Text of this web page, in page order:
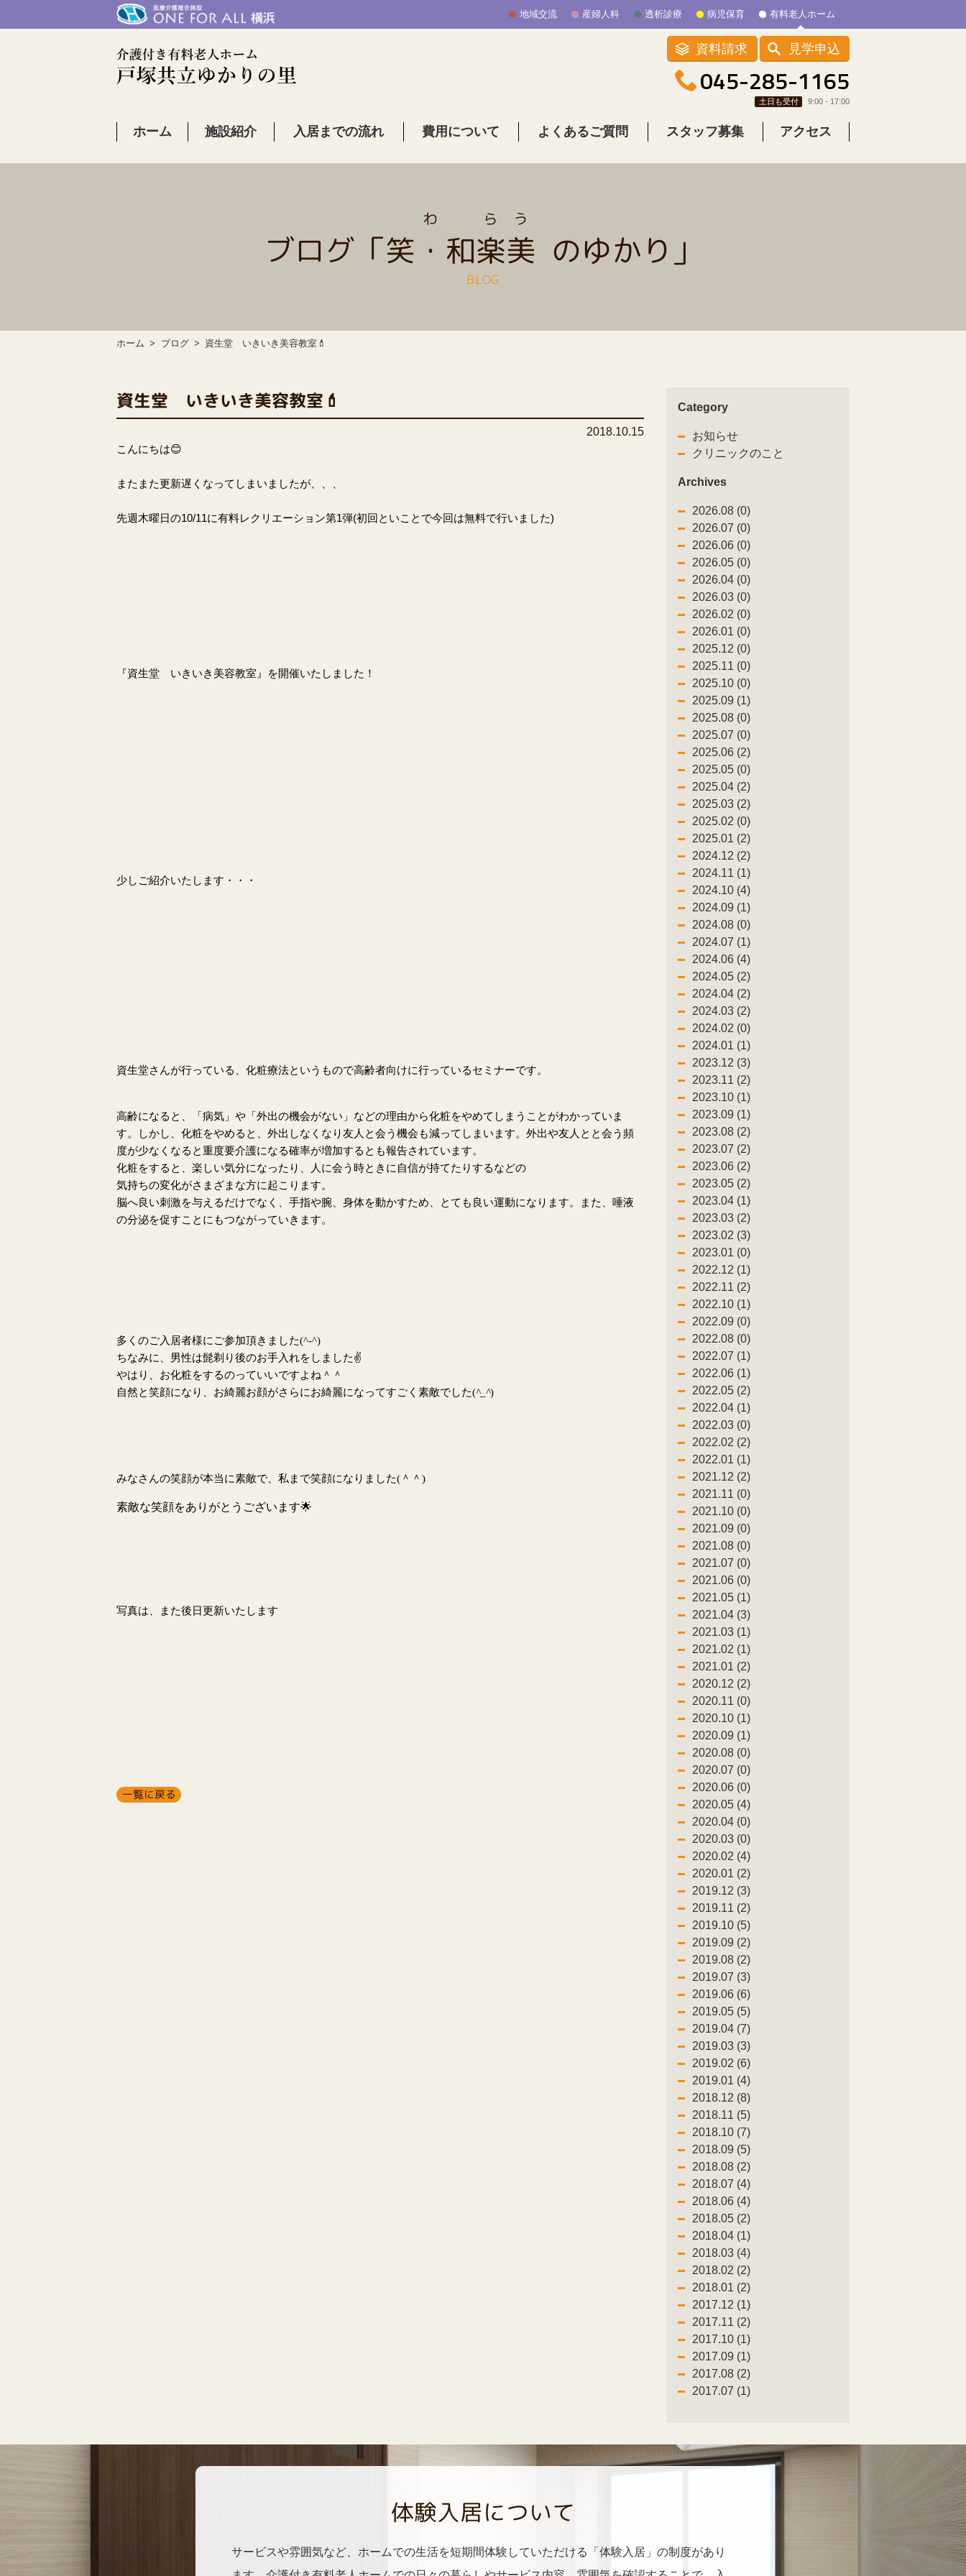
地域交流 産婦人科 透析診療 病児保育 有料老人ホーム
資料請求 見学申込
045-285-1165
土日も受付 9:00 - 17:00
ホーム 施設紹介 入居までの流れ 費用について よくあるご質問 スタッフ募集 アクセス
ブログ「笑・和
わ
楽
ら
美
う
のゆかり」
BLOG
ホーム ブログ 資生堂 いきいき美容教室💄
資生堂 いきいき美容教室💄
2018.10.15
こんにちは😊
またまた更新遅くなってしまいましたが、、、
先週木曜日の10/11に有料レクリエーション第1弾(初回といことで今回は無料で行いました)
『資生堂 いきいき美容教室』を開催いたしました！
少しご紹介いたします・・・
資生堂さんが行っている、化粧療法というもので高齢者向けに行っているセミナーです。
高齢になると、「病気」や「外出の機会がない」などの理由から化粧をやめてしまうことがわかっていま
す。
しかし、化粧をやめると、外出しなくなり友人と会う機会も減ってしまいます。 外出や友人とと会う頻
度が少なくなると重度要介護になる確率が増加するとも報告されています。
化粧をすると、楽しい気分になったり、人に会う時ときに自信が持てたりするなどの
気持ちの変化がさまざまな方に起こります。
脳へ良い刺激を与えるだけでなく、手指や腕、身体を動かすため、とても良い運動になります。
また、唾液
の分泌を促すことにもつながっていきます。
多くのご入居者様にご参加頂きました(^-^)
ちなみに、男性は髭剃り後のお手入れをしました✌
やはり、お化粧をするのっていいですよね＾＾
自然と笑顔になり、お綺麗お顔がさらにお綺麗になってすごく素敵でした(^_^)
みなさんの笑顔が本当に素敵で、私まで笑顔になりました( ＾＾ )
素敵な笑顔をありがとうございます🌟
写真は、また後日更新いたします
一覧に戻る
Category
お知らせ
クリニックのこと
Archives
2026.08 (0)
2026.07 (0)
2026.06 (0)
2026.05 (0)
2026.04 (0)
2026.03 (0)
2026.02 (0)
2026.01 (0)
2025.12 (0)
2025.11 (0)
2025.10 (0)
2025.09 (1)
2025.08 (0)
2025.07 (0)
2025.06 (2)
2025.05 (0)
2025.04 (2)
2025.03 (2)
2025.02 (0)
2025.01 (2)
2024.12 (2)
2024.11 (1)
2024.10 (4)
2024.09 (1)
2024.08 (0)
2024.07 (1)
2024.06 (4)
2024.05 (2)
2024.04 (2)
2024.03 (2)
2024.02 (0)
2024.01 (1)
2023.12 (3)
2023.11 (2)
2023.10 (1)
2023.09 (1)
2023.08 (2)
2023.07 (2)
2023.06 (2)
2023.05 (2)
2023.04 (1)
2023.03 (2)
2023.02 (3)
2023.01 (0)
2022.12 (1)
2022.11 (2)
2022.10 (1)
2022.09 (0)
2022.08 (0)
2022.07 (1)
2022.06 (1)
2022.05 (2)
2022.04 (1)
2022.03 (0)
2022.02 (2)
2022.01 (1)
2021.12 (2)
2021.11 (0)
2021.10 (0)
2021.09 (0)
2021.08 (0)
2021.07 (0)
2021.06 (0)
2021.05 (1)
2021.04 (3)
2021.03 (1)
2021.02 (1)
2021.01 (2)
2020.12 (2)
2020.11 (0)
2020.10 (1)
2020.09 (1)
2020.08 (0)
2020.07 (0)
2020.06 (0)
2020.05 (4)
2020.04 (0)
2020.03 (0)
2020.02 (4)
2020.01 (2)
2019.12 (3)
2019.11 (2)
2019.10 (5)
2019.09 (2)
2019.08 (2)
2019.07 (3)
2019.06 (6)
2019.05 (5)
2019.04 (7)
2019.03 (3)
2019.02 (6)
2019.01 (4)
2018.12 (8)
2018.11 (5)
2018.10 (7)
2018.09 (5)
2018.08 (2)
2018.07 (4)
2018.06 (4)
2018.05 (2)
2018.04 (1)
2018.03 (4)
2018.02 (2)
2018.01 (2)
2017.12 (1)
2017.11 (2)
2017.10 (1)
2017.09 (1)
2017.08 (2)
2017.07 (1)
体験入居について
サービスや雰囲気など、ホームでの生活を短期間体験していただける「体験入居」の制度があり